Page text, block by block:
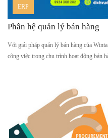
ERP
Phân hệ quản lý bán hàng
Với giải pháp quản lý bán hàng của
công việc trong chu trình hoạt động bán